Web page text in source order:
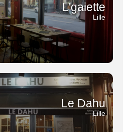
L'gaiette
Lille
Le Dahu
Lille